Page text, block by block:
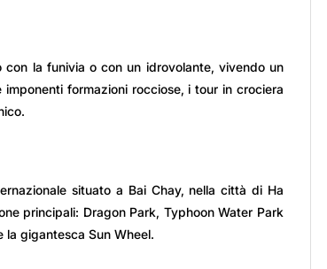
con la funivia o con un idrovolante, vivendo un
formazioni rocciose, i tour in crociera
situato a Bai Chay, nella città di Ha
principali: Dragon Park, Typhoon Water Park
la gigantesca Sun Wheel.